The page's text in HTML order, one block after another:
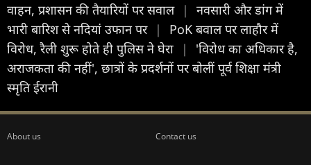
वाहन, प्रशासन की तैयारियों पर सवाल |
नवसारी और डांग में
भारी बारिश से नदियां उफान पर |
PoK बवाल पर लाहौर में
विरोध, रैली शुरू होते ही पुलिस ने घेरा
|
'विरोध का अधिकार है,
अराजकता की नहीं', छात्रों के प्रदर्शनों पर बोलीं पूर्व शिक्षा मंत्री
स्मृति ईरानी
About us Contact us